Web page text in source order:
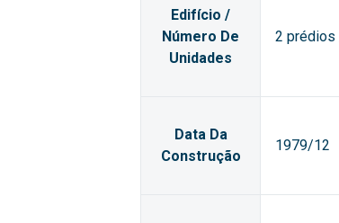
Edifício /
Número De
Unidades
2 prédios
Data Da
Construção
1979/12